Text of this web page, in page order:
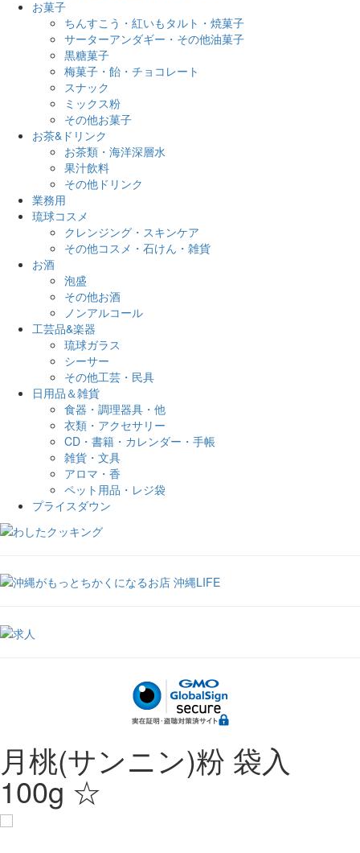
お菓子
ちんすこう・紅いもタルト・焼菓子
サーターアンダギー・その他油菓子
黒糖菓子
梅菓子・飴・チョコレート
スナック
ミックス粉
その他お菓子
お茶&ドリンク
お茶類・海洋深層水
果汁飲料
その他ドリンク
業務用
琉球コスメ
クレンジング・スキンケア
その他コスメ・石けん・雑貨
お酒
泡盛
その他お酒
ノンアルコール
工芸品&楽器
琉球ガラス
シーサー
その他工芸・民具
日用品＆雑貨
食器・調理器具・他
衣類・アクセサリー
CD・書籍・カレンダー・手帳
雑貨・文具
アロマ・香
ペット用品・レジ袋
プライスダウン
月桃(サンニン)粉 袋入
100g ☆